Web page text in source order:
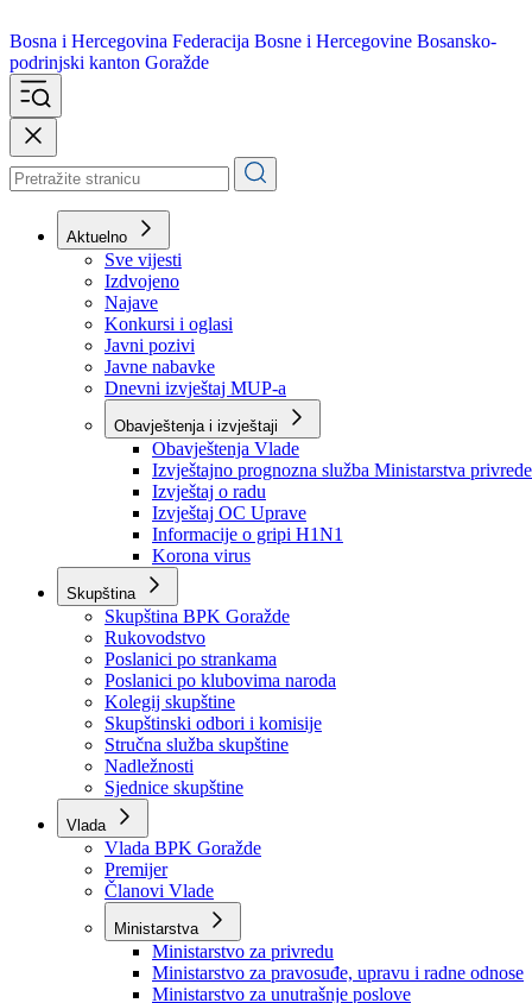
Bosna i Hercegovina
podrinjski kanton Goražde
Aktuelno
Sve vijesti
Izdvojeno
Najave
Konkursi i oglasi
Javni pozivi
Javne nabavke
Dnevni izvještaj MUP-a
Obavještenja i izvještaji
Obavještenja Vlade
Izvještajno prognozna služba Ministarstva privrede
Izvještaj o radu
Izvještaj OC Uprave
Informacije o gripi H1N1
Korona virus
Skupština
Skupština BPK Goražde
Rukovodstvo
Poslanici po strankama
Poslanici po klubovima naroda
Kolegij skupštine
Skupštinski odbori i komisije
Stručna služba skupštine
Nadležnosti
Sjednice skupštine
Vlada
Vlada BPK Goražde
Premijer
Članovi Vlade
Ministarstva